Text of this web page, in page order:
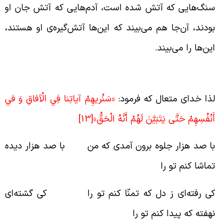
که آتش شده است، آدم‌هایی که آتش جان او
آن‌جا هم می‌بیند که این‌ها آتش‌گیره‌ی او هستند،
را می‌بیند.
خدای متعال که فرمود:«سَنُريهِمْ آياتِنا فِي الْآفاقِ وَ في‏
حَتَّى يَتَبَيَّنَ لَهُمْ أَنَّهُ الْحَقُّ»[13]
صد هزار جلوه برون آمدی که من با صد هزار دیده
کنم تو را
رفته‌‌ای ز دل که تمنّا کنم تو را کی گشته‌ای
که پیدا کنم تو را